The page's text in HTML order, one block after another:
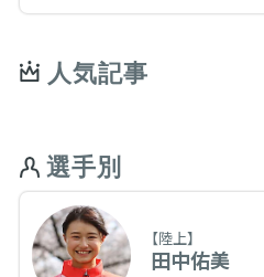
人気記事
選手別
【陸上】
田中佑美